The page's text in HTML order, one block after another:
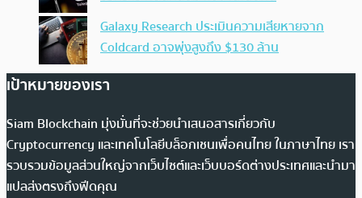
Galaxy Research ประเมินความเสียหายจาก
Coldcard อาจพุ่งสูงถึง $130 ล้าน
เป้าหมายของเรา
Siam Blockchain มุ่งมั่นที่จะช่วยนำเสนอสารเกี่ยวกับ
Cryptocurrency และเทคโนโลยีบล็อกเชนเพื่อคนไทย ในภาษาไทย เรา
รวบรวมข้อมูลส่วนใหญ่จากเว็บไซต์และเว็บบอร์ดต่างประเทศและนำมา
แปลส่งตรงถึงฟีดคุณ